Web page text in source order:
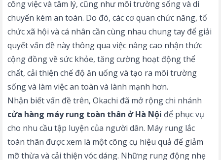
công việc và tâm lý, cũng như môi trường sống và di
chuyển kém an toàn. Do đó, các cơ quan chức năng, tổ
chức xã hội và cá nhân cần cùng nhau chung tay để giải
quyết vấn đề này thông qua việc nâng cao nhận thức
cộng đồng về sức khỏe, tăng cường hoạt động thể
chất, cải thiện chế độ ăn uống và tạo ra môi trường
sống và làm việc an toàn và lành mạnh hơn.
Nhận biết vấn đề trên, Okachi đã mở rộng chi nhánh
cửa hàng máy rung toàn thân ở Hà Nội để phục vụ
cho nhu cầu tập luyện của người dân. Máy rung lắc
toàn thân được xem là một công cụ hiệu quả để giảm
mỡ thừa và cải thiện vóc dáng. Những rung động nhẹ